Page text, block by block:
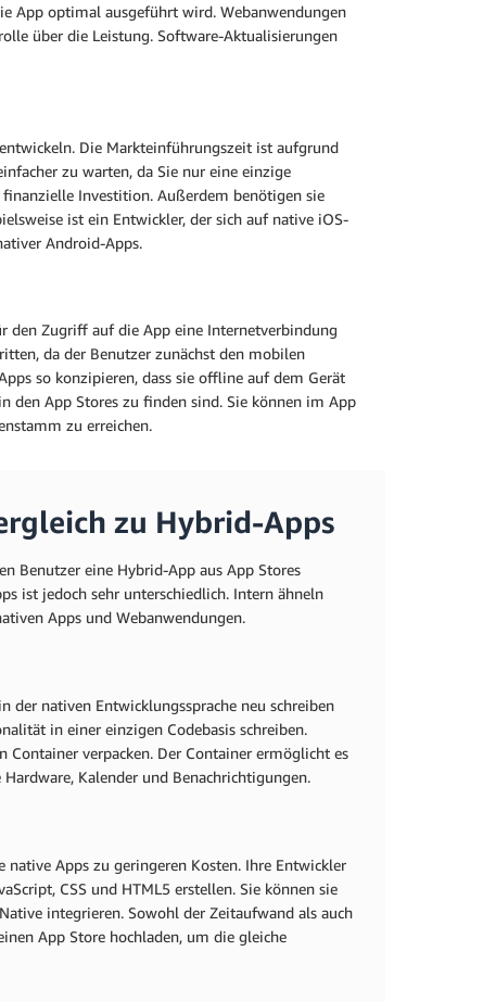
App optimal ausgeführt wird. Webanwendungen
über die Leistung. Software-Aktualisierungen
Die Markteinführungszeit ist aufgrund
zu warten, da Sie nur eine einzige
Investition. Außerdem benötigen sie
ist ein Entwickler, der sich auf native iOS-
Android-Apps.
den Zugriff auf die App eine Internetverbindung
da der Benutzer zunächst den mobilen
so konzipieren, dass sie offline auf dem Gerät
den App Stores zu finden sind. Sie können im App
zu erreichen.
zu Hybrid-Apps
Benutzer eine Hybrid-App aus App Stores
ist jedoch sehr unterschiedlich. Intern ähneln
Apps und Webanwendungen.
der nativen Entwicklungssprache neu schreiben
in einer einzigen Codebasis schreiben.
verpacken. Der Container ermöglicht es
Kalender und Benachrichtigungen.
Apps zu geringeren Kosten. Ihre Entwickler
CSS und HTML5 erstellen. Sie können sie
integrieren. Sowohl der Zeitaufwand als auch
App Store hochladen, um die gleiche